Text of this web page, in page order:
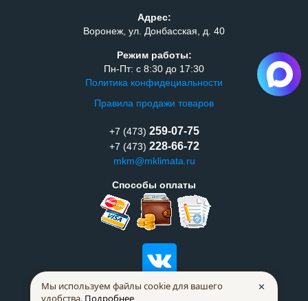
Адрес:
Воронеж, ул. Донбасская, д. 40
Режим работы:
Пн-Пт: с 8:30 до 17:30
Политика конфидециальности
Правила продажи товаров
+7 (473) 259-07-75
+7 (473) 228-66-72
mkm@mklimata.ru
Способы оплаты
Мы используем файлы cookie для вашего
удобства. Подробнее
✕